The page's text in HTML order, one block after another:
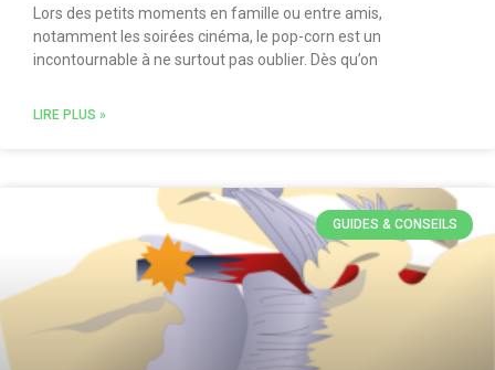
Lors des petits moments en famille ou entre amis,
notamment les soirées cinéma, le pop-corn est un
incontournable à ne surtout pas oublier. Dès qu’on
LIRE PLUS »
GUIDES & CONSEILS